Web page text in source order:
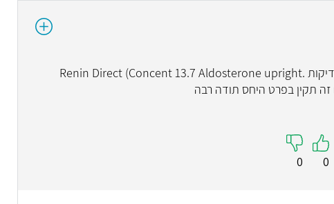
היי בן 50 נוטל נורבסק 5 מ"ג אוני מאוזן תוצאות בדיקות .Renin Direct (Concent 13.7 Aldosterone upright
0
0